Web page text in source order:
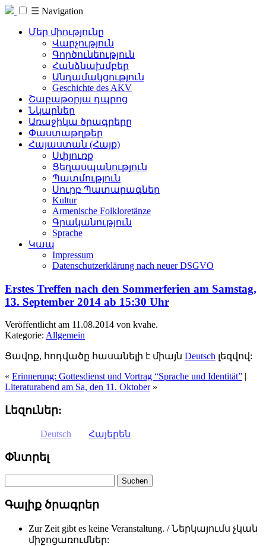
☰ Navigation
Մեր միությունը
Վարչություն
Գործունեություն
Հանձնախմբեր
Անդամակցություն
Geschichte des AKV
Շաբաթօրյա դպրոց
Նկարներ
Առաջիկա ծրագրերը
Փաստաթղթեր
Հայաստան (Հայք)
Սփյուռք
Ցեղասպանություն
Պատմություն
Սուրբ Պատարագներ
Kultur
Armenische Folkloretänze
Գրականություն
Sprache
Կապ
Impressum
Datenschutzerklärung nach neuer DSGVO
Erstes Treffen nach den Sommerferien am Samstag,
13. September 2014 ab 15:30 Uhr
Veröffentlicht am 11.08.2014 von kvahe.
Kategorie: Allgemein
Ցավոք, հոդվածը հասանելի է միայն Deutsch լեզվով:
« Erinnerung: Gottesdienst und Vortrag “Sprache und Identität” |
Literaturabend am Sa, den 11. Oktober»
Լեզուներ:
Deutsch Հայերեն
Փնտրել
Գալիք ծրագրեր
Zur Zeit gibt es keine Veranstaltung. / Ներկայումս չկան
միջոցառումներ: